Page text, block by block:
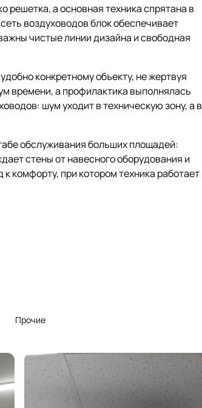
решетка, а основная техника спрятана в
воздуховодов блок обеспечивает
чистые линии дизайна и свободная
конкретному объекту, не жертвуя
времени, а профилактика выполнялась
шум уходит в техническую зону, а в
обслуживания больших площадей:
стены от навесного оборудования и
комфорту, при котором техника работает
Прочие